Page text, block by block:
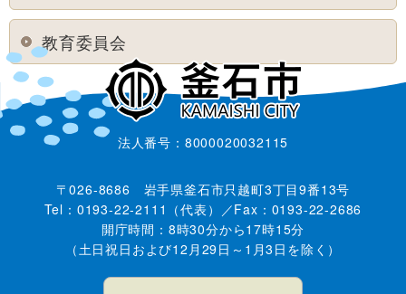
教育委員会
法人番号：8000020032115
〒026-8686 岩手県釜石市只越町3丁目9番13号
Tel：0193-22-2111（代表）／Fax：0193-22-2686
開庁時間：8時30分から17時15分
（土日祝日および12月29日～1月3日を除く）